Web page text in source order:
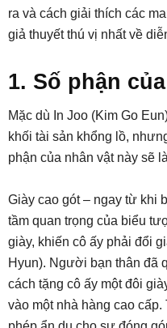
ra và cách giải thích các
giả thuyết thú vị nhất về
1. Số phận
Mặc dù In Joo (Kim Go
khối tài sản khổng lồ,
phận của nhân vật này sẽ
Giày cao gót – ngay từ khi
tầm quan trọng của biểu
giày, khiến cô ấy phải đổi
Hyun). Người bạn thân đã
cách tặng cô ấy một đôi
vào một nhà hàng cao